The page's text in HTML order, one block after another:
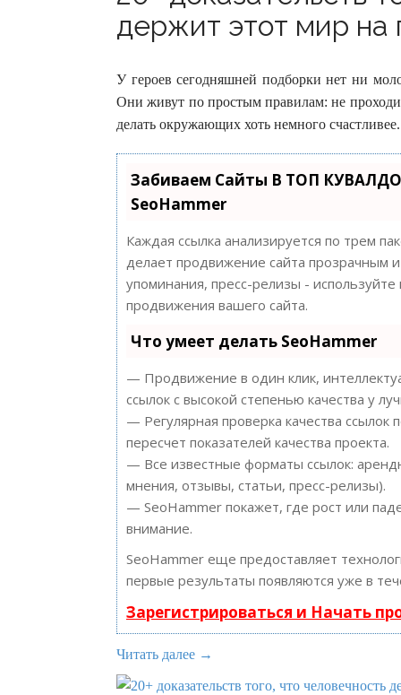
держит этот мир на
У героев сегодняшней подборки нет ни
Они живут по простым правилам: не
делать окружающих хоть немного счастливее.
Забиваем Сайты В ТОП
SeoHammer
Каждая ссылка анализируется по трем
делает продвижение сайта прозрачным
упоминания, пресс-релизы -
продвижения вашего сайта.
Что умеет делать SeoHammer
— Продвижение в один клик,
ссылок с высокой степенью качества у
— Регулярная проверка качества
пересчет показателей качества проекта.
— Все известные форматы ссылок:
мнения, отзывы, статьи, пресс-релизы).
— SeoHammer покажет, где рост или
внимание.
SeoHammer еще предоставляет
первые результаты появляются уже в
Зарегистрироваться и Начать
Читать далее →